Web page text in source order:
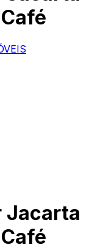
Jacarta